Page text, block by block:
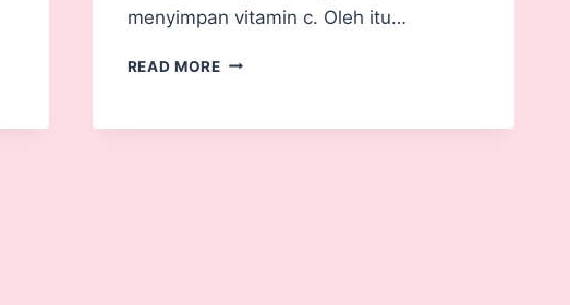
menyimpan vitamin c. Oleh itu…
READ MORE